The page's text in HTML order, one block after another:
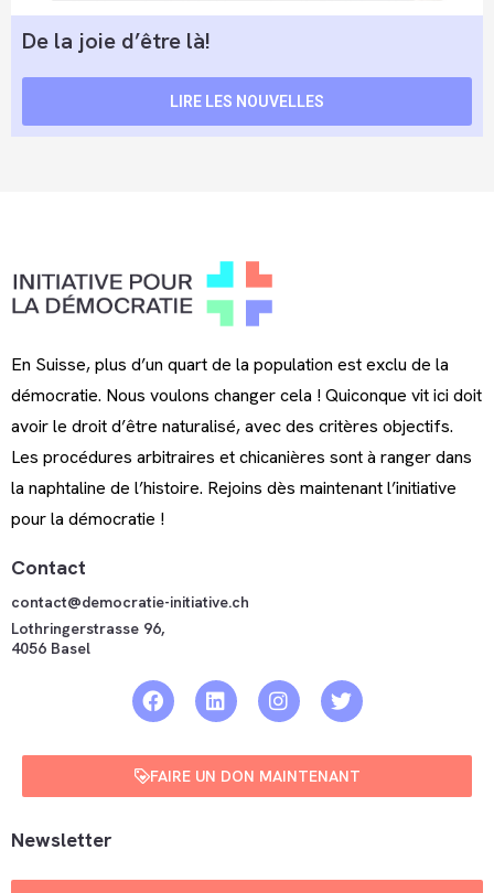
De la joie d’être là!
LIRE LES NOUVELLES
En Suisse, plus d’un quart de la population est exclu de la
démocratie. Nous voulons changer cela ! Quiconque vit ici doit
avoir le droit d’être naturalisé, avec des critères objectifs.
Les procédures arbitraires et chicanières sont à ranger dans
la naphtaline de l’histoire. Rejoins dès maintenant l’initiative
pour la démocratie !
Contact
contact@democratie-initiative.ch
Lothringerstrasse 96,
4056 Basel
FAIRE UN DON MAINTENANT
Newsletter